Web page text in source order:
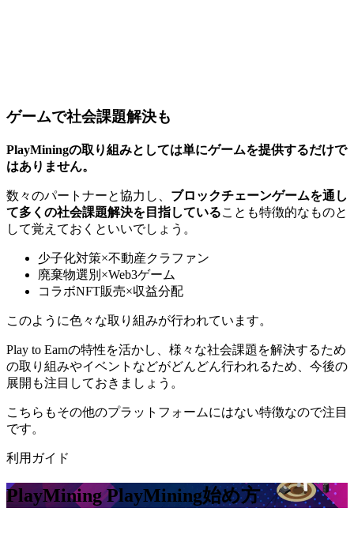
ゲームで社会課題解決も
PlayMiningの取り組みとしては単にゲームを提供するだけで
はありません。
数々のパートナーと協力し、 ブロックチェーンゲームを通し
て多くの社会課題解決を目指していることも特徴的なものと
して覚えておくといいでしょう。
少子化対策×不動産クラファン
廃棄物選別×Web3ゲーム
コラボNFT販売×収益分配
このように色々な取り組みが行われています。
Play to Earnの特性を活かし、 様々な社会課題を解決するため
の取り組みやイベントなどがどんどん行われるため、今後の
展開も注目しておきましょう。
こちらもその他のプラットフォームにはない特徴なので注目
です。
利用ガイド
PlayMining PlayMining始め方